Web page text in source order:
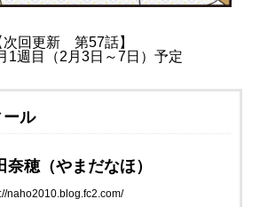
次回更新 第57話】
1週目（2月3日～7日）予定
ール
奈穂（やまだなほ）
naho2010.blog.fc2.com/